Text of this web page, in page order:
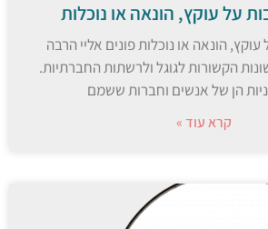
על עוקץ, הונאה או נוכלות
הונאה או נוכלות פונים אליי הרבה
הקשורות לגוגל ולרשתות החברתיות.
הן של אנשים וחברות ששמם
קרא עוד »